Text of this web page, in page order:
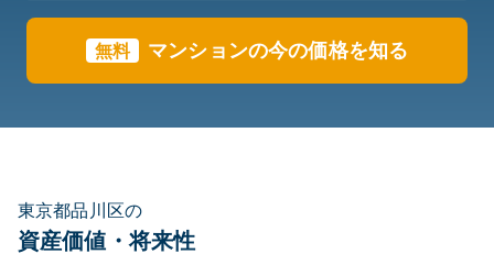
無料 マンションの今の価格を知る
東京都品川区の
資産価値・将来性